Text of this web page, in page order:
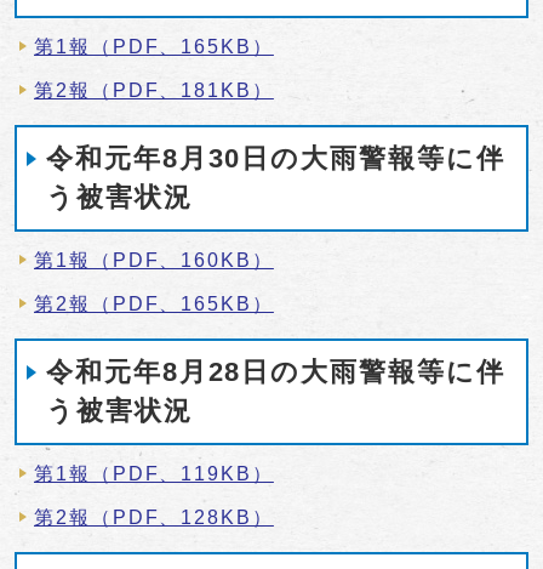
第1報（PDF、165KB）
第2報（PDF、181KB）
令和元年8月30日の大雨警報等に伴
う被害状況
第1報（PDF、160KB）
第2報（PDF、165KB）
令和元年8月28日の大雨警報等に伴
う被害状況
第1報（PDF、119KB）
第2報（PDF、128KB）